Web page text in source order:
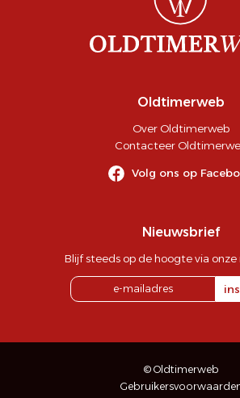
Oldtimerweb
Over Oldtimerweb
Contacteer
Volg ons op
Nieuwsbrief
Blijf steeds op de hoogte via
© Oldtimerweb